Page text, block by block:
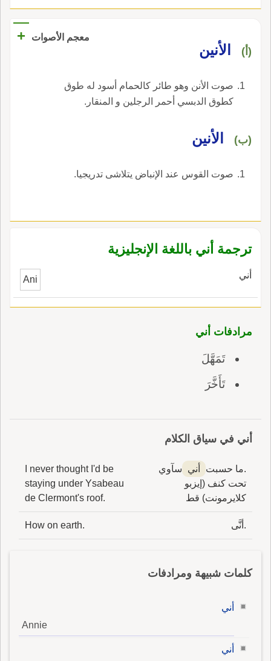
وهو الأَحمق ويقال للرجل الأَحمق: وأْنٌ مِلْدَمٌ خُجَأَةٌ
معجم الأصوات +
(أ) الأنين
صوت الأنن وهو طائر كالحمام أسود له طوق
كطوق الدبسي أحمر الرجلين و المنقار.
(ب) الأنين
صوت القوس عند الإنباض يتلاشى تدريجيا.
ترجمة أني باللغة الإنجليزية
أني Ani
مرادفات أني
تَمَهَّلَ
تَأَخَّرَ
أني في سياق الكلام
.ما حسبت أني
سآوي
تحت كنف (إيزبو
كلايرمونت) قط
I never thought I'd be
staying under Ysabeau
de Clermont's roof.
.أنَّى How on earth.
كلمات شبيهة ومرادفات
أني
Annie
أني